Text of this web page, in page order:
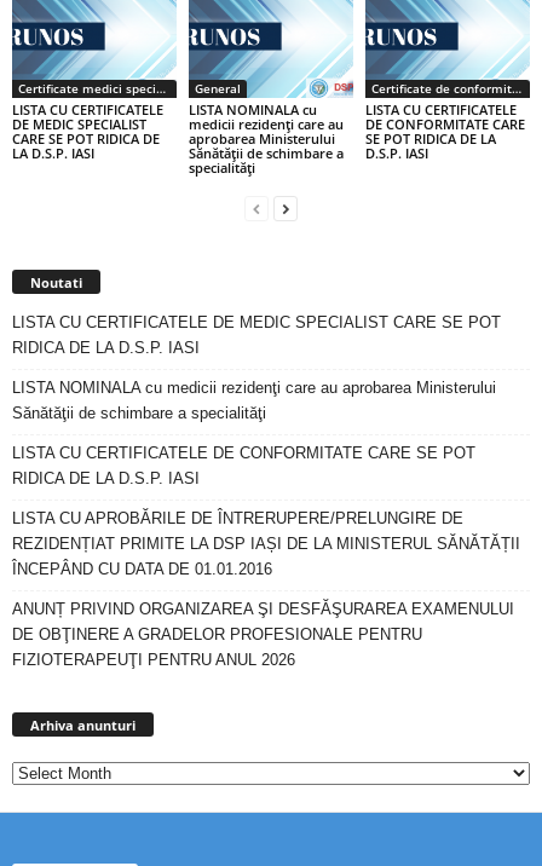
Certificate medici specialiști / primari
LISTA CU CERTIFICATELE
DE MEDIC SPECIALIST
CARE SE POT RIDICA DE
LA D.S.P. IASI
General
LISTA NOMINALA cu
medicii rezidenţi care au
aprobarea Ministerului
Sănătăţii de schimbare a
specialităţi
Certificate de conformitate
LISTA CU CERTIFICATELE
DE CONFORMITATE CARE
SE POT RIDICA DE LA
D.S.P. IASI
Noutati
LISTA CU CERTIFICATELE DE MEDIC SPECIALIST CARE SE POT
RIDICA DE LA D.S.P. IASI
LISTA NOMINALA cu medicii rezidenţi care au aprobarea Ministerului
Sănătăţii de schimbare a specialităţi
LISTA CU CERTIFICATELE DE CONFORMITATE CARE SE POT
RIDICA DE LA D.S.P. IASI
LISTA CU APROBĂRILE DE ÎNTRERUPERE/PRELUNGIRE DE
REZIDENȚIAT PRIMITE LA DSP IAȘI DE LA MINISTERUL SĂNĂTĂȚII
ÎNCEPÂND CU DATA DE 01.01.2016
ANUNȚ PRIVIND ORGANIZAREA ŞI DESFĂŞURAREA EXAMENULUI
DE OBŢINERE A GRADELOR PROFESIONALE PENTRU
FIZIOTERAPEUŢI PENTRU ANUL 2026
Arhiva anunturi